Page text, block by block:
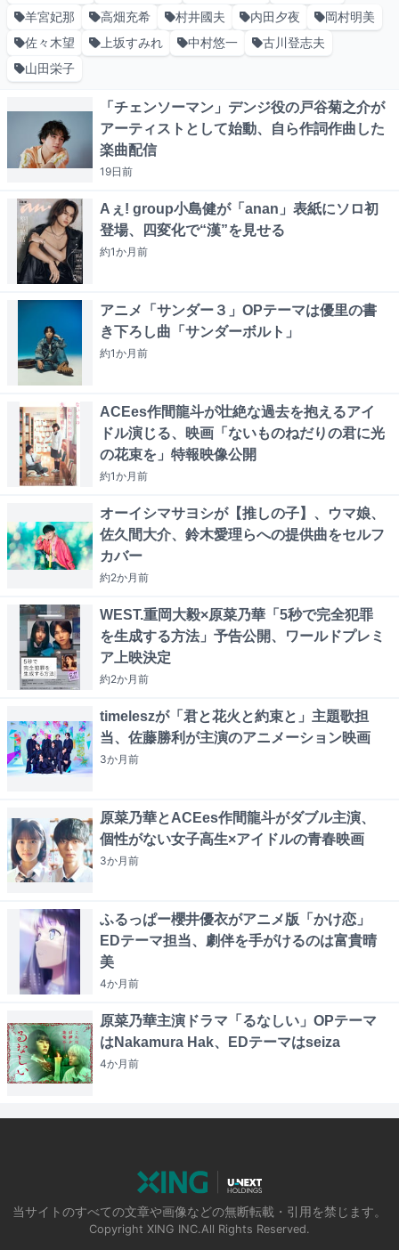
羊宮妃那
高畑充希 村井國夫 内田夕夜
岡村明美
佐々木望
上坂すみれ 中村悠一
古川登志夫
山田栄子
「チェンソーマン」デンジ役の戸谷菊之介が
アーティストとして始動、自ら作詞作曲した
楽曲配信
19日前
Aぇ! group小島健が「anan」表紙にソロ初
登場、四変化で“漢”を見せる
約1か月前
アニメ「サンダー３」OPテーマは優里の書
き下ろし曲「サンダーボルト」
約1か月前
ACEes作間龍斗が壮絶な過去を抱えるアイ
ドル演じる、映画「ないものねだりの君に光
の花束を」特報映像公開
約1か月前
オーイシマサヨシが【推しの子】、ウマ娘、
佐久間大介、鈴木愛理らへの提供曲をセルフ
カバー
約2か月前
WEST.重岡大毅×原菜乃華「5秒で完全犯罪
を生成する方法」予告公開、ワールドプレミ
ア上映決定
約2か月前
timeleszが「君と花火と約束と」主題歌担
当、佐藤勝利が主演のアニメーション映画
3か月前
原菜乃華とACEes作間龍斗がダブル主演、
個性がない女子高生×アイドルの青春映画
3か月前
ふるっぱー櫻井優衣がアニメ版「かけ恋」
EDテーマ担当、劇伴を手がけるのは富貴晴
美
4か月前
原菜乃華主演ドラマ「るなしい」OPテーマ
はNakamura Hak、EDテーマはseiza
4か月前
当サイトのすべての文章や画像などの無断転載・引用を禁じます。
Copyright XING INC.All Rights Reserved.